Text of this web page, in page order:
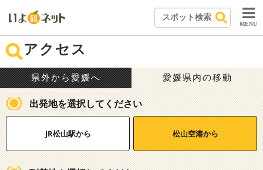
MENU
アクセス
県外から愛媛へ 愛媛県内の移動
出発地を選択してください
JR松山駅から 松山空港から